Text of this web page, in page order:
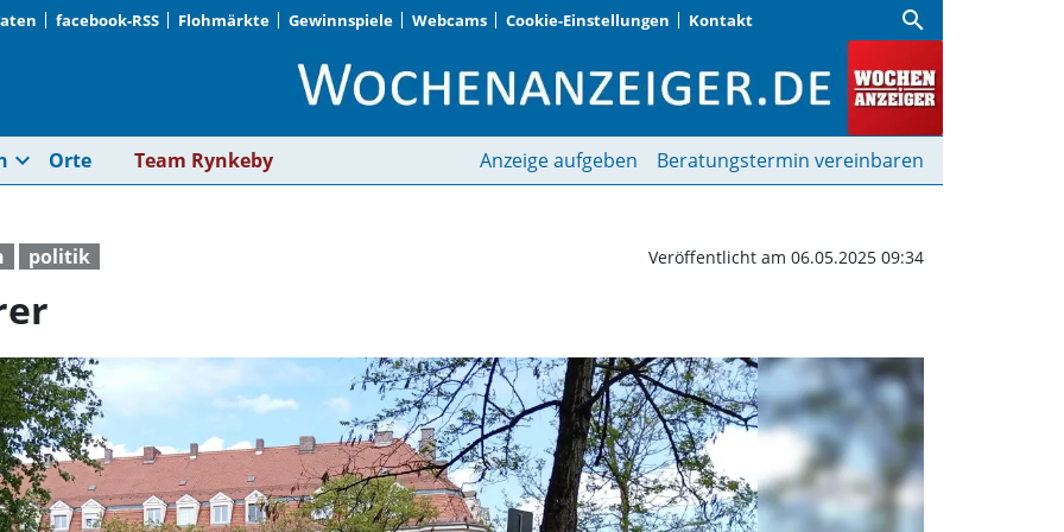
facebook-RSS Flohmärkte Gewinnspiele Webcams Cookie-Einstellungen Kontakt search
Kreuzung wird sicherer | Wochenanzeiger
expand_more Orte Team Rynkeby Anzeige aufgeben Beratungstermin vereinbaren
politik Veröffentlicht am 06.05.2025 09:34